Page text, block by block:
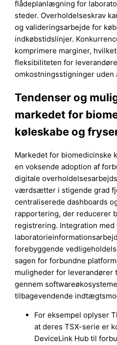
flådeplanlægning for
steder. Overholdelseskrav
og valideringsarbejde for
indkøbstidslinjer.
komprimere marginer,
fleksibiliteten for
omkostningsstigninger
Tendenser og
markedet for
køleskabe og
Markedet for biomedicinske
en voksende adoption af
digitale
værdsætter i stigende grad
centraliserede dashboards
rapportering, der reducerer
registrering. Integration med
forebyggende
sagen for forbundne
muligheder for leverandører
gennem
tilbagevendende
For eksempel oplyser
at deres TSX-serie er
DeviceLink Hub til